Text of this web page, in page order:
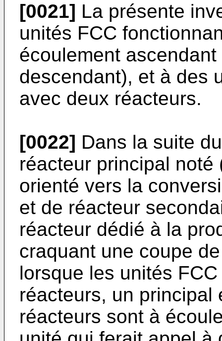
[0021] La présente
unités FCC
écoulement
descendant), et à des
avec deux réacteurs.
[0022] Dans la suite
réacteur principal
orienté vers la
et de réacteur
réacteur dédié à la
craquant une coupe
lorsque les unités
réacteurs, un principal
réacteurs sont à